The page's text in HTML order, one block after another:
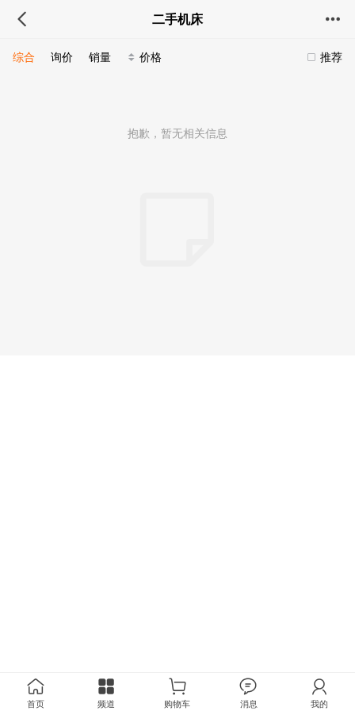
二手机床
推荐
综合 询价 销量 价格
抱歉，暂无相关信息
首页 频道 购物车 消息 我的